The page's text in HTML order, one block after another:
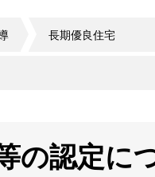
長期優良住宅
の認定に